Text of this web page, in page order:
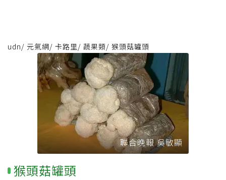
udn/ 元氣網/ 卡路里/ 蔬果類/ 猴頭菇罐頭
聯合晚報 吳敏顯
猴頭菇罐頭